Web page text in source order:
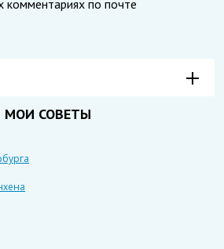
по почте
МОИ СОВЕТЫ